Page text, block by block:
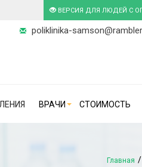
ВЕРСИЯ ДЛЯ ЛЮДЕЙ С
poliklinika-
ВРАЧИ СТОИМОСТЬ
Главная